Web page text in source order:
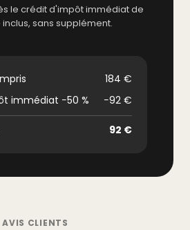
le crédit d'impôt immédiat de
sans supplément.
184 €
immédiat −50 %
−92 €
92 €
AVIS CLIENTS